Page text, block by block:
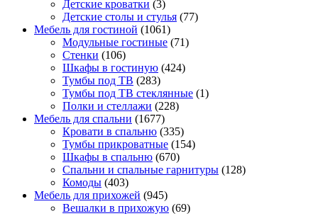
Детские кроватки (3)
Детские столы и стулья (77)
Мебель для гостиной (1061)
Модульные гостиные (71)
Стенки (106)
Шкафы в гостиную (424)
Тумбы под ТВ (283)
Тумбы под ТВ стеклянные (1)
Полки и стеллажи (228)
Мебель для спальни (1677)
Кровати в спальню (335)
Тумбы прикроватные (154)
Шкафы в спальню (670)
Спальни и спальные гарнитуры (128)
Комоды (403)
Мебель для прихожей (945)
Вешалки в прихожую (69)